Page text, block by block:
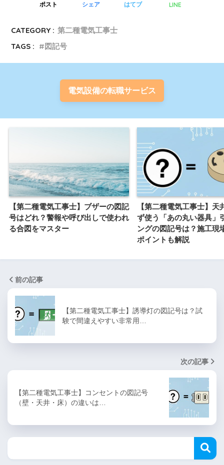
ポスト シェア はてブ LINE
CATEGORY : 第二種電気工事士
TAGS :
図記号
電気設備の転職サービス
【第二種電気工事士】ブザーの図記
号はどれ？警報や呼び出しで使われ
る合図をマスター
【第二種電気工事士】天
ず使う「あの丸い器具」
ングの図記号は？施工現
ポイントも解説
前の記事
【第二種電気工事士】誘導灯の図記号は？試
験で間違えやすい非常用…
次の記事
【第二種電気工事士】コンセントの図記号
（壁・天井・床）の違いは…